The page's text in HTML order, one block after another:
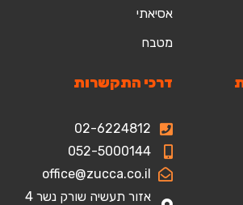
אסיאתי
מטבח
דרכי התקשרות
02-6224812
052-5000144
office@zucca.co.il
אזור תעשיה שורק נשר 4